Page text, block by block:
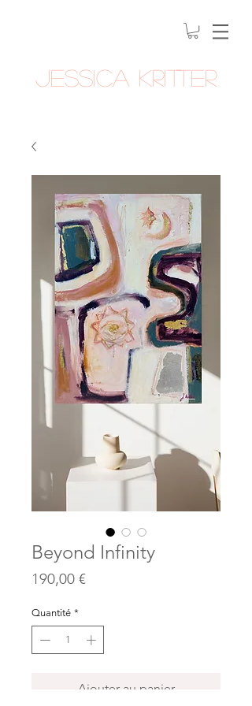
Jessica Kritter
Beyond Infinity
190,00 €Prix
Quantité *
Ajouter au panier